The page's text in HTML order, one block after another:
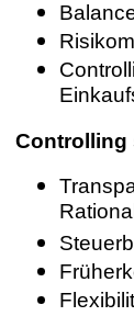
Controlling